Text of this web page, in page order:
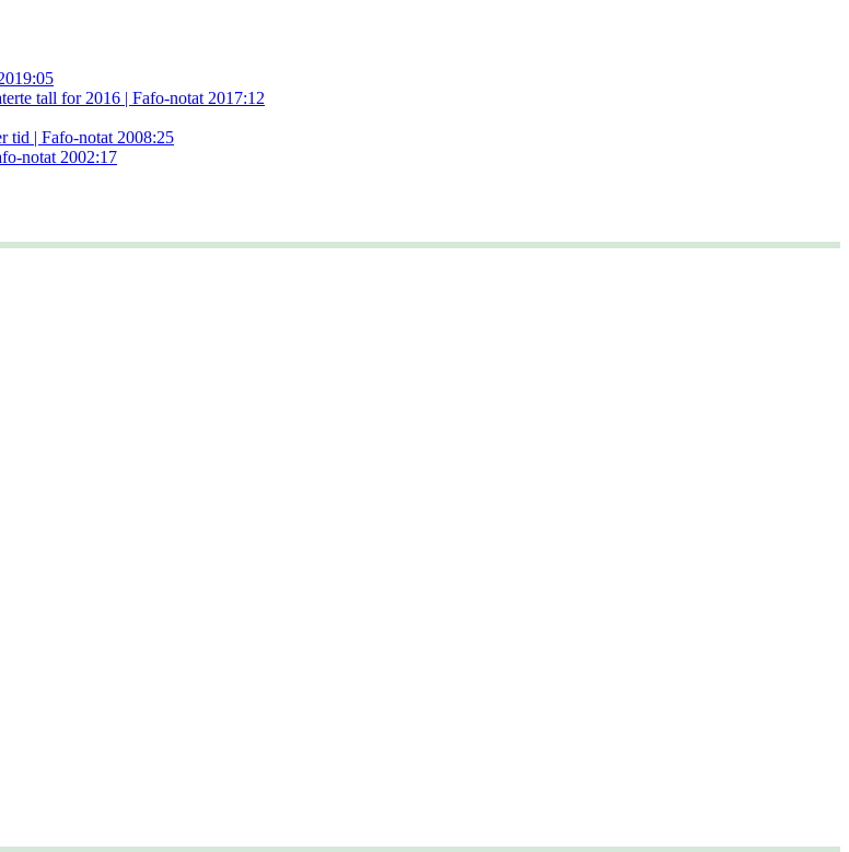
tall for 2016 | Fafo-notat 2017:12
tid | Fafo-notat 2008:25
notat 2002:17